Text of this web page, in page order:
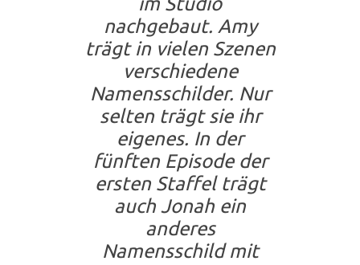
nachgebaut. Amy
trägt in vielen Szenen
verschiedene
Namensschilder. Nur
selten trägt sie ihr
eigenes. In der
fünften Episode der
ersten Staffel trägt
auch Jonah ein
anderes
Namensschild mit